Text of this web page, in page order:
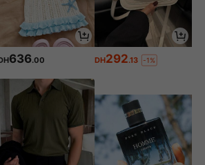
636.00 DH292.13 -1%